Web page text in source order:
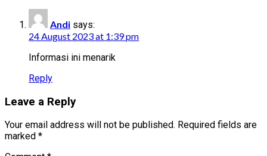
Andi says:
24 August 2023 at 1:39 pm
Informasi ini menarik
Reply
Leave a Reply
Your email address will not be published. Required fields are
marked *